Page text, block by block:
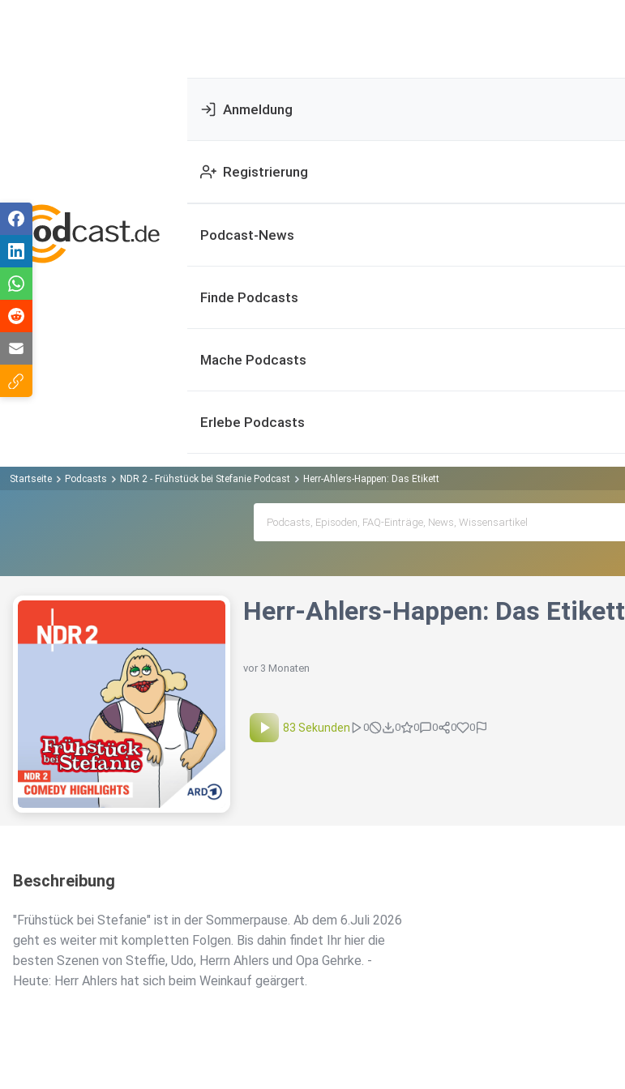
Anmeldung
Registrierung
Podcast-News
Finde Podcasts
Mache Podcasts
Erlebe Podcasts
Startseite Podcasts NDR 2 - Frühstück bei Stefanie Podcast Herr-Ahlers-Happen: Das Etikett
Herr-Ahlers-Happen: Das Etikett
vor 3 Monaten
83 Sekunden 0 0 0 0 0 0
Beschreibung
"Frühstück bei Stefanie" ist in der Sommerpause. Ab dem 6.Juli 2026
geht es weiter mit kompletten Folgen. Bis dahin findet Ihr hier die
besten Szenen von Steffie, Udo, Herrn Ahlers und Opa Gehrke. -
Heute: Herr Ahlers hat sich beim Weinkauf geärgert.